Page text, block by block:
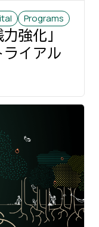
Programs
強化」
イアル